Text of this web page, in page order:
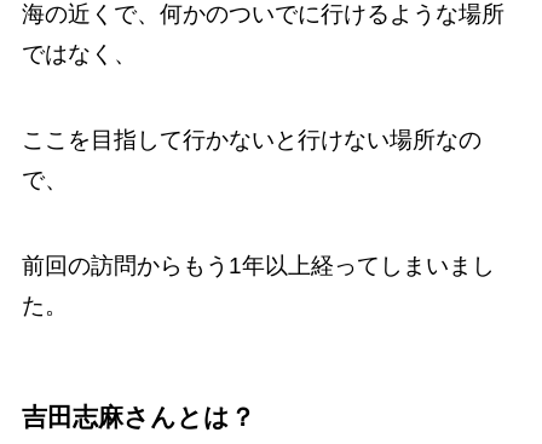
海の近くで、何かのついでに行けるような場所
ではなく、
ここを目指して行かないと行けない場所なの
で、
前回の訪問からもう1年以上経ってしまいまし
た。
吉田志麻さんとは？